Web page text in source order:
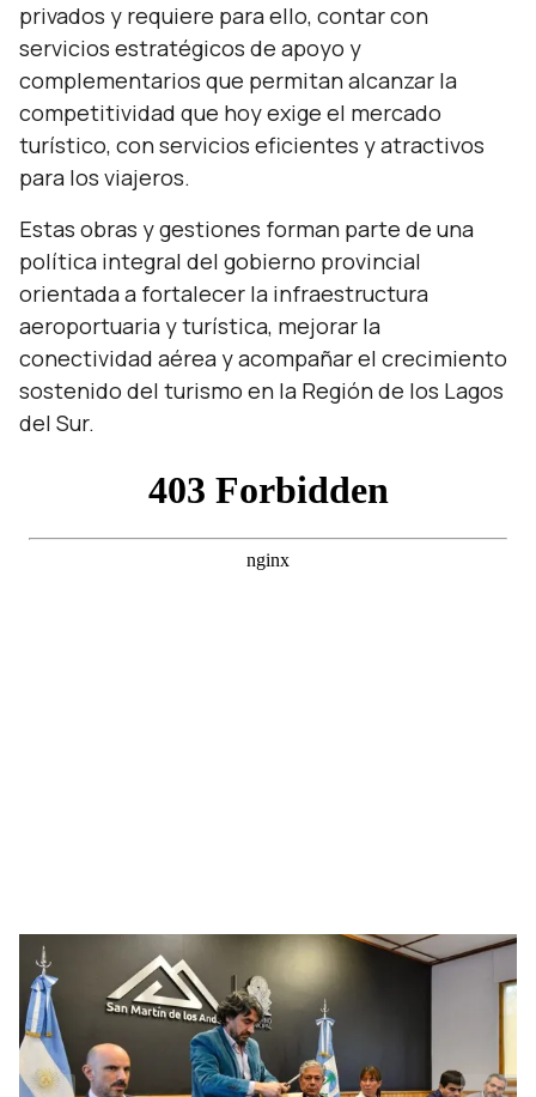
privados y requiere para ello, contar con
servicios estratégicos de apoyo y
complementarios que permitan alcanzar la
competitividad que hoy exige el mercado
turístico, con servicios eficientes y atractivos
para los viajeros.
Estas obras y gestiones forman parte de una
política integral del gobierno provincial
orientada a fortalecer la infraestructura
aeroportuaria y turística, mejorar la
conectividad aérea y acompañar el crecimiento
sostenido del turismo en la Región de los Lagos
del Sur.